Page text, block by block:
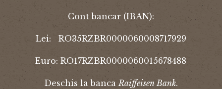
Cont bancar (IBAN):
Lei: RO35RZBR0000060008717929
Euro: RO17RZBR0000060015678488
Deschis la bancaRaiffeisen Bank.